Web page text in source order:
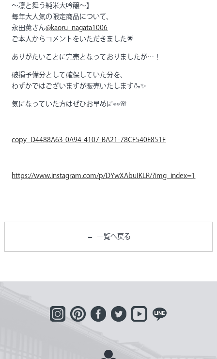
〜凛と舞う純米大吟醸〜】
毎年大人気の限定商品について、
永田薫さん@kaoru_nagata1006
ご本人からコメントをいただきました🌟
ありがたいことに完売となっておりましたが…！
破損予備分として確保していた分を、
わずかではございますが販売いたします🍶✨
気になっていた方はぜひお早めに👀🌸
copy_D4488A63-0A94-4107-BA21-78CF540E851F
https://www.instagram.com/p/DYwXAbuIKLR/?img_index=1
一覧へ戻る